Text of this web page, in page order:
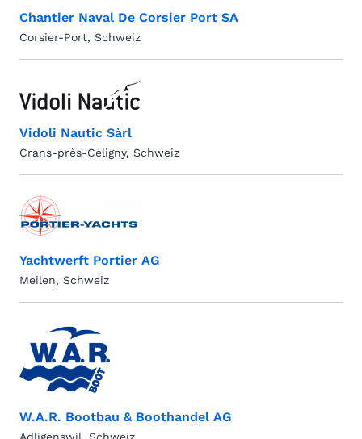
Chantier Naval De Corsier Port SA
Corsier-Port, Schweiz
Vidoli Nautic Sàrl
Crans-près-Céligny, Schweiz
Yachtwerft Portier AG
Meilen, Schweiz
W.A.R. Bootbau & Boothandel AG